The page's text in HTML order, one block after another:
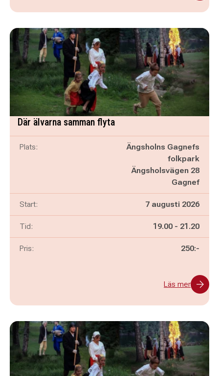
Där älvarna samman flyta
Plats:
Ängsholns Gagnefs
folkpark
Ängsholsvägen 28
Gagnef
Start: 7 augusti 2026
Tid: Pågår mellan
19.00 - och
21.20
Pris: 250:-
Läs mer